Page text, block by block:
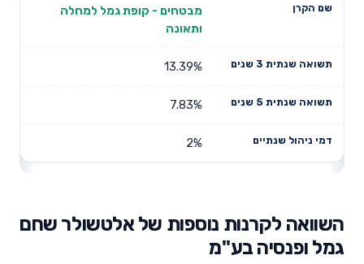
מבטחים - קופת גמל למחלה
ותאונה
13.39%
7.83%
2%
השוואה לקרנות נוספות של אלטשולר שחם
גמל ופנסיה בע"מ